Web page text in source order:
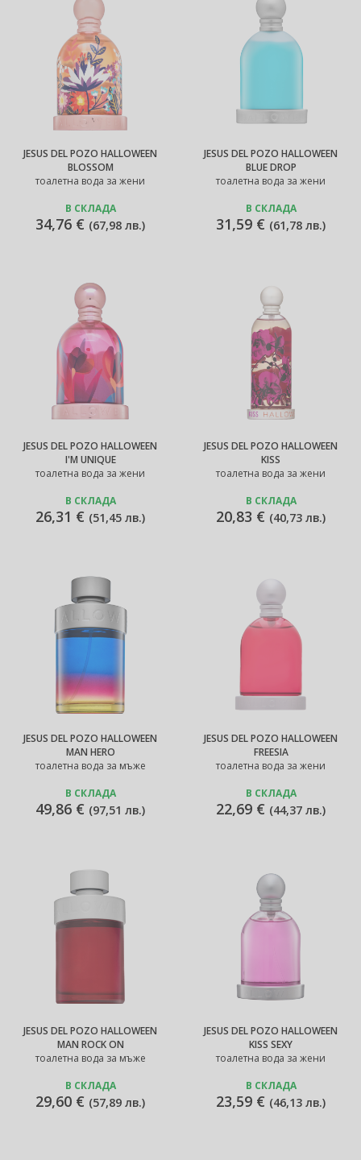
JESUS DEL POZO HALLOWEEN
BLOSSOM
тоалетна вода за жени
В СКЛАДА
34,76 € (67,98 лв.)
JESUS DEL POZO HALLOWEEN
BLUE DROP
тоалетна вода за жени
В СКЛАДА
31,59 € (61,78 лв.)
JESUS DEL POZO HALLOWEEN
I'M UNIQUE
тоалетна вода за жени
В СКЛАДА
26,31 € (51,45 лв.)
JESUS DEL POZO HALLOWEEN
KISS
тоалетна вода за жени
В СКЛАДА
20,83 € (40,73 лв.)
JESUS DEL POZO HALLOWEEN
MAN HERO
тоалетна вода за мъже
В СКЛАДА
49,86 € (97,51 лв.)
JESUS DEL POZO HALLOWEEN
FREESIA
тоалетна вода за жени
В СКЛАДА
22,69 € (44,37 лв.)
JESUS DEL POZO HALLOWEEN
MAN ROCK ON
тоалетна вода за мъже
В СКЛАДА
29,60 € (57,89 лв.)
JESUS DEL POZO HALLOWEEN
KISS SEXY
тоалетна вода за жени
В СКЛАДА
23,59 € (46,13 лв.)